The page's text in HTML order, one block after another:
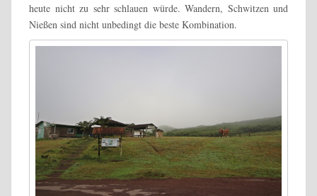
heute nicht zu sehr schlauen würde. Wandern, Schwitzen und
Nießen sind nicht unbedingt die beste Kombination.